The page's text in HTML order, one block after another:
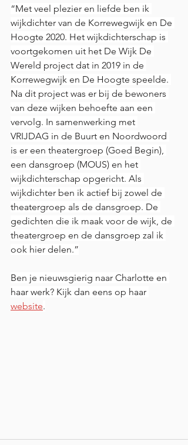
“Met veel plezier en liefde ben ik
wijkdichter van de Korrewegwijk en De
Hoogte 2020. Het wijkdichterschap is
voortgekomen uit het De Wijk De
Wereld project dat in 2019 in de
Korrewegwijk en De Hoogte speelde.
Na dit project was er bij de bewoners
van deze wijken behoefte aan een
vervolg. In samenwerking met
VRIJDAG in de Buurt en Noordwoord
is er een theatergroep (Goed Begin),
een dansgroep (MOUS) en het
wijkdichterschap opgericht. Als
wijkdichter ben ik actief bij zowel de
theatergroep als de dansgroep. De
gedichten die ik maak voor de wijk, de
theatergroep en de dansgroep zal ik
ook hier delen.”
Ben je nieuwsgierig naar Charlotte en
haar werk? Kijk dan eens op haar
website.